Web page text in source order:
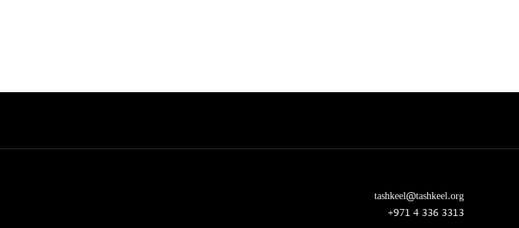
tashkeel@tashkeel.org
+971 4 336 3313